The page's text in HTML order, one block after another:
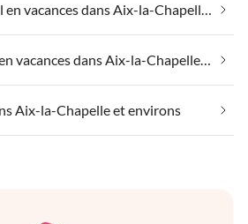
Emmener votre animal en vacances dans Aix-la-Chapelle et environs
Emmener votre chien en vacances dans Aix-la-Chapelle et environs
Aix-la-Chapelle et environs